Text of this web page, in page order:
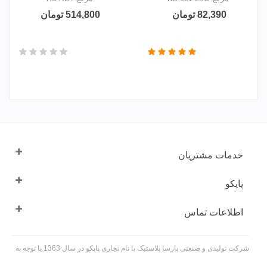
82,390 تومان 514,800 تومان
خدمات مشتریان
پاپکو
اطلاعات تماس
شرکت تولیدی و صنعتی پارسا پلاستیک با نام تجاری پاپکو در سال 1363 با توجه به